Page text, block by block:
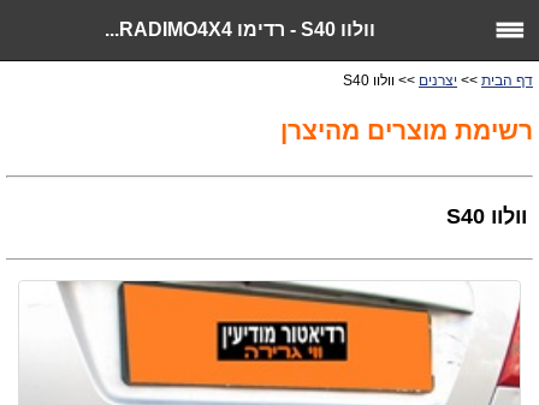
וולוו S40 - רדימו RADIMO4X4...
דף הבית >> יצרנים >> וולוו S40
רשימת מוצרים מהיצרן
וולוו S40